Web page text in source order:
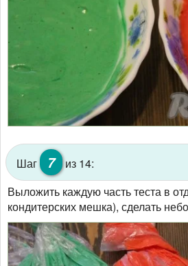
Шаг 7
из 14:
Выложить каждую часть теста в
кондитерских мешка), сделать